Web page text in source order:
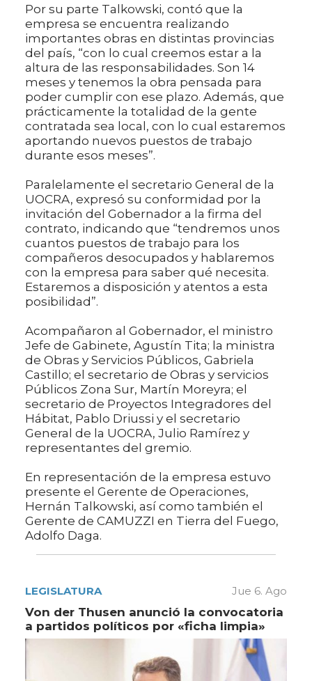
Por su parte Talkowski, contó que la
empresa se encuentra realizando
importantes obras en distintas provincias
del país, “con lo cual creemos estar a la
altura de las responsabilidades. Son 14
meses y tenemos la obra pensada para
poder cumplir con ese plazo. Además, que
prácticamente la totalidad de la gente
contratada sea local, con lo cual estaremos
aportando nuevos puestos de trabajo
durante esos meses”.
Paralelamente el secretario General de la
UOCRA, expresó su conformidad por la
invitación del Gobernador a la firma del
contrato, indicando que “tendremos unos
cuantos puestos de trabajo para los
compañeros desocupados y hablaremos
con la empresa para saber qué necesita.
Estaremos a disposición y atentos a esta
posibilidad”.
Acompañaron al Gobernador, el ministro
Jefe de Gabinete, Agustín Tita; la ministra
de Obras y Servicios Públicos, Gabriela
Castillo; el secretario de Obras y servicios
Públicos Zona Sur, Martín Moreyra; el
secretario de Proyectos Integradores del
Hábitat, Pablo Driussi y el secretario
General de la UOCRA, Julio Ramírez y
representantes del gremio.
En representación de la empresa estuvo
presente el Gerente de Operaciones,
Hernán Talkowski, así como también el
Gerente de CAMUZZI en Tierra del Fuego,
Adolfo Daga.
LEGISLATURA Jue 6. Ago
Von der Thusen anunció la convocatoria
a partidos políticos por «ficha limpia»